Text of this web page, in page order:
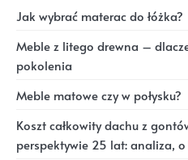
Jak wybrać materac do łóżka?
Meble z litego drewna –
pokolenia
Meble matowe czy w połysku?
Koszt całkowity dachu z
perspektywie 25 lat: analiza,